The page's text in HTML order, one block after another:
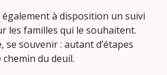
à disposition un suivi
les familles qui le souhaitent.
se souvenir : autant d’étapes
chemin du deuil.